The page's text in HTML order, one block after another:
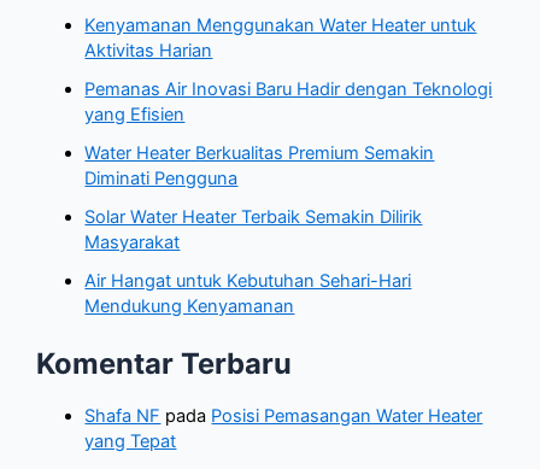
Kenyamanan Menggunakan Water Heater untuk
Aktivitas Harian
Pemanas Air Inovasi Baru Hadir dengan Teknologi
yang Efisien
Water Heater Berkualitas Premium Semakin
Diminati Pengguna
Solar Water Heater Terbaik Semakin Dilirik
Masyarakat
Air Hangat untuk Kebutuhan Sehari-Hari
Mendukung Kenyamanan
Komentar Terbaru
Shafa NF pada Posisi Pemasangan Water Heater
yang Tepat